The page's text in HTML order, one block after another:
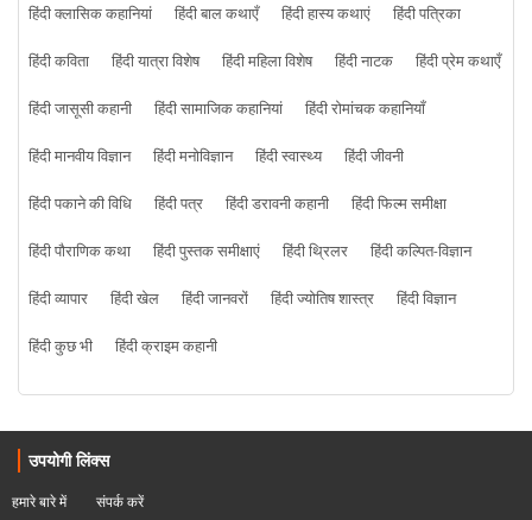
हिंदी क्लासिक कहानियां
हिंदी बाल कथाएँ हिंदी हास्य कथाएं
हिंदी पत्रिका
हिंदी कविता
हिंदी यात्रा विशेष हिंदी महिला विशेष हिंदी नाटक
हिंदी प्रेम कथाएँ
हिंदी जासूसी कहानी
हिंदी सामाजिक कहानियां
हिंदी रोमांचक कहानियाँ
हिंदी मानवीय विज्ञान
हिंदी मनोविज्ञान हिंदी स्वास्थ्य
हिंदी जीवनी
हिंदी पकाने की विधि
हिंदी पत्र हिंदी डरावनी कहानी
हिंदी फिल्म समीक्षा
हिंदी पौराणिक कथा
हिंदी पुस्तक समीक्षाएं हिंदी थ्रिलर
हिंदी कल्पित-विज्ञान
हिंदी व्यापार
हिंदी खेल हिंदी जानवरों हिंदी ज्योतिष शास्त्र
हिंदी विज्ञान
हिंदी कुछ भी
हिंदी क्राइम कहानी
उपयोगी लिंक्स
हमारे बारे में संपर्क करें